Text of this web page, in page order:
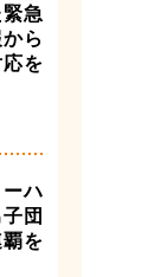
急
ら
を
ーハ
団
を